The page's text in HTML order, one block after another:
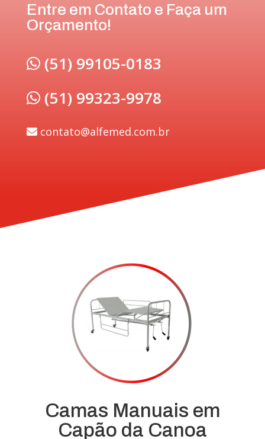
Entre em Contato e Faça um
Orçamento!
(51) 99105-0183
(51) 99323-9978
contato@alfemed.com.br
Camas Manuais em
Capão da Canoa